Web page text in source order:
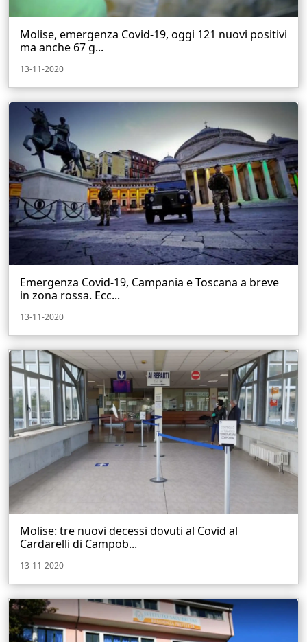
Molise, emergenza Covid-19, oggi 121 nuovi positivi
ma anche 67 g...
13-11-2020
Emergenza Covid-19, Campania e Toscana a breve
in zona rossa. Ecc...
13-11-2020
Molise: tre nuovi decessi dovuti al Covid al
Cardarelli di Campob...
13-11-2020